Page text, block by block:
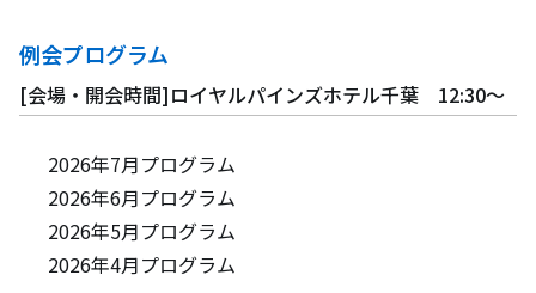
例会プログラム
[会場・開会時間]ロイヤルパインズホテル千葉 12:30〜
2026年7月プログラム
2026年6月プログラム
2026年5月プログラム
2026年4月プログラム